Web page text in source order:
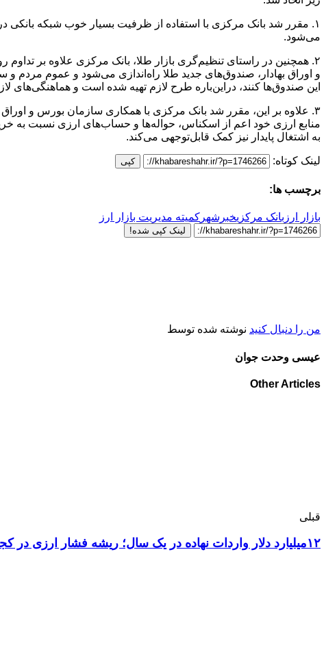
۱. مقرر شد بانک مرکزی‌ با استفاده از ظرفیت بسیار خوب شبکه
می‌شود.
۲. همچنین در راستای تنظیم‌گری بازار طلا، بانک مرکزی علاوه بر
و اوراق بهادار، صندوق‌های جدید طلا راه‌اندازی می‌شود و عموم مردم و
این صندوق‌ها کنند، دراین‌باره طرح لازم تهیه شده است و هماهنگی‌های
۳. علاوه بر این، مقرر شد بانک مرکزی با همکاری سازمان بورس و اوراق
منابع ارزی خود اعم از اسکناس، حواله‌ها و حساب‌های ارزی نسبت به
به اشتغال پایدار نیز کمک قابل‌توجهی می‌کند.
لینک کوتاه: کپی
برچسب ها:
بازار ارز بانک مرکزیخبرشهر کمیته مدیریت بازار ارز
لینک کپی شده!
من را دنبال کنید نوشته شده توسط
عیسی وحدت جوان
Other Articles
قبلی
۱۲میلیارد دلار واردات نهاده در یک سال؛ ریشه فشار ارزی در کجای کشاورزی است؟